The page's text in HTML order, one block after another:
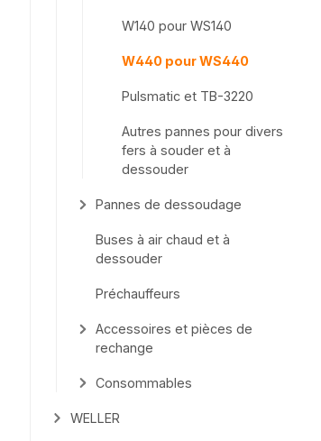
W140 pour WS140
W440 pour WS440
Pulsmatic et TB-3220
Autres pannes pour divers
fers à souder et à
dessouder
Pannes de dessoudage
Buses à air chaud et à
dessouder
Préchauffeurs
Accessoires et pièces de
rechange
Consommables
WELLER